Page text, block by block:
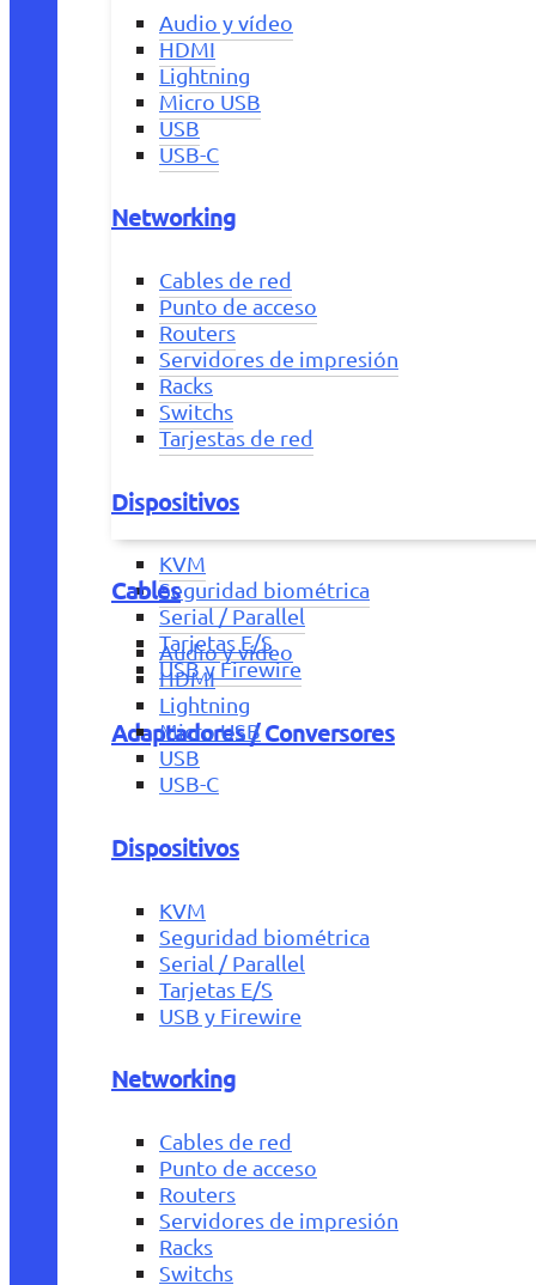
Audio y vídeo
HDMI
Lightning
Micro USB
USB
USB-C
Networking
Cables de red
Punto de acceso
Routers
Servidores de impresión
Racks
Switchs
Tarjestas de red
Dispositivos
KVM
Seguridad biométrica
Serial / Parallel
Tarjetas E/S
USB y Firewire
Adaptadores / Conversores
Cables
Audio y vídeo
HDMI
Lightning
Micro USB
USB
USB-C
Dispositivos
KVM
Seguridad biométrica
Serial / Parallel
Tarjetas E/S
USB y Firewire
Networking
Cables de red
Punto de acceso
Routers
Servidores de impresión
Racks
Switchs